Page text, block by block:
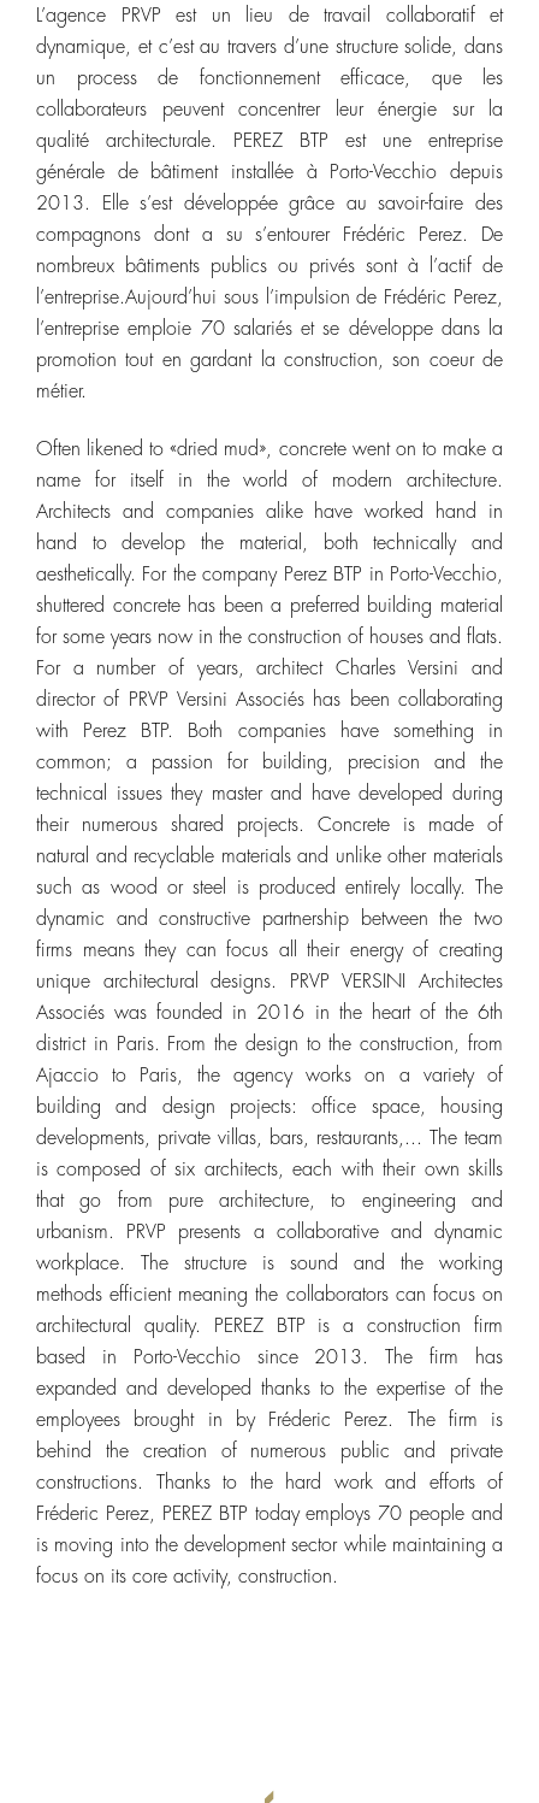
L’agence PRVP est un lieu de travail collaboratif et
dynamique, et c’est au travers d’une structure solide, dans
un process de fonctionnement efficace, que les
collaborateurs peuvent concentrer leur énergie sur la
qualité architecturale. PEREZ BTP est une entreprise
générale de bâtiment installée à Porto-Vecchio depuis
2013. Elle s’est développée grâce au savoir-faire des
compagnons dont a su s’entourer Frédéric Perez. De
nombreux bâtiments publics ou privés sont à l’actif de
l’entreprise.Aujourd’hui sous l’impulsion de Frédéric Perez,
l’entreprise emploie 70 salariés et se développe dans la
promotion tout en gardant la construction, son coeur de
métier.
Often likened to «dried mud», concrete went on to make a
name for itself in the world of modern architecture.
Architects and companies alike have worked hand in
hand to develop the material, both technically and
aesthetically. For the company Perez BTP in Porto-Vecchio,
shuttered concrete has been a preferred building material
for some years now in the construction of houses and flats.
For a number of years, architect Charles Versini and
director of PRVP Versini Associés has been collaborating
with Perez BTP. Both companies have something in
common; a passion for building, precision and the
technical issues they master and have developed during
their numerous shared projects. Concrete is made of
natural and recyclable materials and unlike other materials
such as wood or steel is produced entirely locally. The
dynamic and constructive partnership between the two
firms means they can focus all their energy of creating
unique architectural designs. PRVP VERSINI Architectes
Associés was founded in 2016 in the heart of the 6th
district in Paris. From the design to the construction, from
Ajaccio to Paris, the agency works on a variety of
building and design projects: office space, housing
developments, private villas, bars, restaurants,... The team
is composed of six architects, each with their own skills
that go from pure architecture, to engineering and
urbanism. PRVP presents a collaborative and dynamic
workplace. The structure is sound and the working
methods efficient meaning the collaborators can focus on
architectural quality. PEREZ BTP is a construction firm
based in Porto-Vecchio since 2013. The firm has
expanded and developed thanks to the expertise of the
employees brought in by Fréderic Perez. The firm is
behind the creation of numerous public and private
constructions. Thanks to the hard work and efforts of
Fréderic Perez, PEREZ BTP today employs 70 people and
is moving into the development sector while maintaining a
focus on its core activity, construction.